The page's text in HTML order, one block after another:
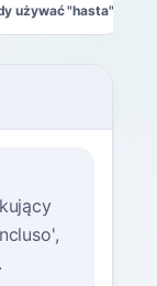
używać "hasta"